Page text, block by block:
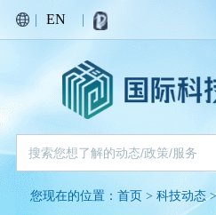
| EN |
您现在的位置：首页 >科技动态